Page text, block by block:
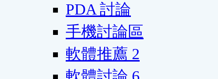
PDA 討論
手機討論區
軟體推薦 2